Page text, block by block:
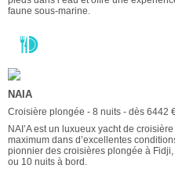
faune sous-marine.
NAIA
Croisière plongée - 8 nuits - dès 6442
NAI’A est un luxueux yacht de
maximum dans d’excellentes
pionnier des croisières plongée à
ou 10 nuits à bord.